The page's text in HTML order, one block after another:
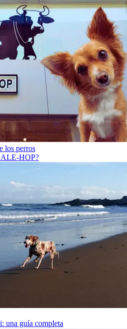
los perros
ALE-HOP?
una guía completa